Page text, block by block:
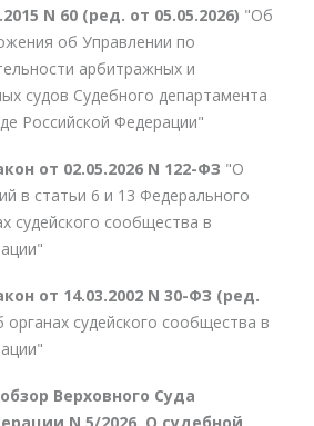
N 60 (ред. от 05.05.2026) "Об
об Управлении по
арбитражных и
судов Судебного департамента
Российской Федерации"
от 02.05.2026 N 122-ФЗ "О
в статьи 6 и 13 Федерального
судейского сообщества в
от 14.03.2002 N 30-ФЗ (ред.
органах судейского сообщества в
Верховного Суда
N 5/2026. О судебной